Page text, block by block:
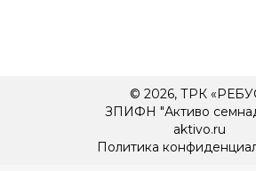
© 2026, ТРК
ЗПИФН "Активо
aktivo.ru
Политика